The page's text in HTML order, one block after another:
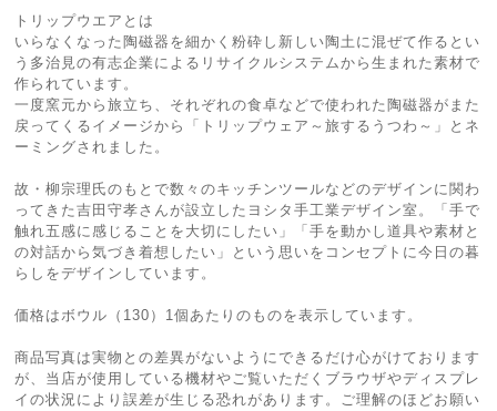
トリップウエアとは
いらなくなった陶磁器を細かく粉砕し新しい陶土に混ぜて作るとい
う多治見の有志企業によるリサイクルシステムから生まれた素材で
作られています。
一度窯元から旅立ち、それぞれの食卓などで使われた陶磁器がまた
戻ってくるイメージから「トリップウェア～旅するうつわ～」とネ
ーミングされました。
故・柳宗理氏のもとで数々のキッチンツールなどのデザインに関わ
ってきた吉田守孝さんが設立したヨシタ手工業デザイン室。「手で
触れ五感に感じることを大切にしたい」「手を動かし道具や素材と
の対話から気づき着想したい」という思いをコンセプトに今日の暮
らしをデザインしています。
価格はボウル（130）1個あたりのものを表示しています。
商品写真は実物との差異がないようにできるだけ心がけております
が、当店が使用している機材やご覧いただくブラウザやディスプレ
イの状況により誤差が生じる恐れがあります。ご理解のほどお願い